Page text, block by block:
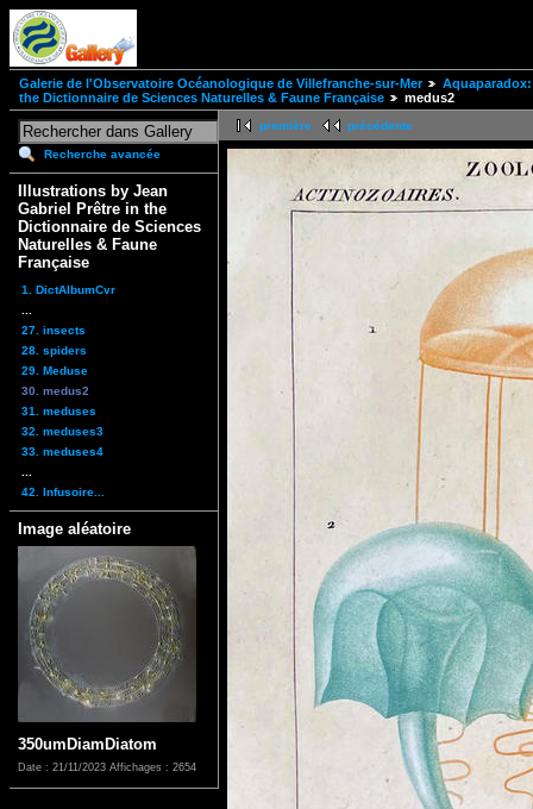
Galerie de l'Observatoire Océanologique de Villefranche-sur-Mer
the Dictionnaire de Sciences Naturelles & Faune Française
medus2
Recherche avancée
Illustrations by Jean
Gabriel Prêtre in the
Dictionnaire de Sciences
Naturelles & Faune
Française
1. DictAlbumCvr
27. insects
28. spiders
29. Meduse
30. medus2
31. meduses
32. meduses3
33. meduses4
42. Infusoire...
Image aléatoire
350umDiamDiatom
Date : 21/11/2023 Affichages : 2654
première précédente